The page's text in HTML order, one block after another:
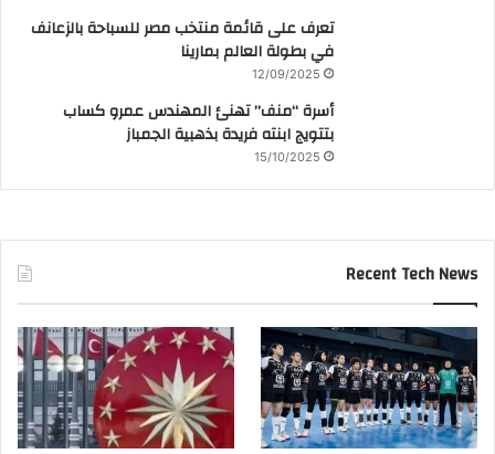
تعرف على قائمة منتخب مصر للسباحة بالزعانف
في بطولة العالم بمارينا
12/09/2025
أسرة “منف” تهنئ المهندس عمرو كساب
بتتويج ابنته فريدة بذهبية الجمباز
15/10/2025
Recent Tech News